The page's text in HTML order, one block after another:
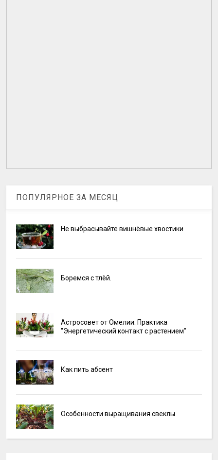
ПОПУЛЯРНОЕ ЗА МЕСЯЦ
Не выбрасывайте вишнёвые хвостики
Боремся с тлёй.
Астросовет от Омелии: Практика
"Энергетический контакт с растением"
Как пить абсент
Особенности выращивания свеклы